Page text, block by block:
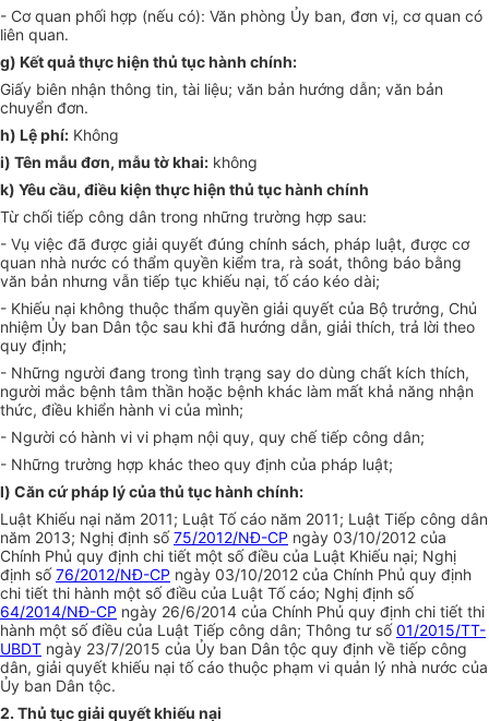
- Cơ quan phối hợp (nếu có): Văn phòng Ủy ban, đơn vị, cơ quan có
liên quan.
g) Kết quả thực hiện thủ tục hành chính:
Giấy biên nhận thông tin, tài liệu; văn bản hướng dẫn; văn bản
chuyển đơn.
h) Lệ phí: Không
i) Tên mẫu đơn, mẫu tờkhai: không
k) Yêu cầu, điều kiện thực hiện thủ tục hành chính
Từ chối tiếp công dân trong những trường hợp sau:
- Vụ việc đã được giải quyết đúng chính sách, pháp luật, được cơ
quan nhà nước có thẩm quyền kiểm tra, rà soát, thông báo bằng
văn bản nhưng vẫn tiếp tục khiếu nại, tố cáo kéo dài;
- Khiếu nại không thuộc thẩm quyền giải quyết của Bộ trưởng, Chủ
nhiệm Ủy ban Dân tộc sau khi đã hướng dẫn, giải thích, trả lời theo
quy định;
- Những người đang trong tình trạng say do dùng chất kích thích,
người mắc bệnh tâm thần hoặc bệnh khác làm mất khả năng nhận
thức, điều khiển hành vi của mình;
- Người có hành vi vi phạm nội quy, quy chế tiếp công dân;
- Những trường hợp khác theo quy định của pháp luật;
l) Căn cứ pháp lý của thủ tục hành chính:
Luật Khiếu nại năm 2011; Luật Tố cáo năm 2011; Luật Tiếp công dân
năm 2013; Nghị định số75/2012/NĐ-CP ngày 03/10/2012 của
Chính Phủ quy định chi tiết một số điều của Luật Khiếu nại; Nghị
định số76/2012/NĐ-CP ngày 03/10/2012 của Chính Phủ quy định
chi tiết thi hành một số điều của Luật Tố cáo; Nghị định số
64/2014/NĐ-CP ngày 26/6/2014 của Chính Phủ quy định chi tiết thi
hành một số điều của Luật Tiếp công dân; Thông tư số 01/2015/TT-
UBDT ngày 23/7/2015 của Ủy ban Dân tộc quy định về tiếp công
dân, giải quyết khiếu nại tố cáo thuộc phạm vi quản lý nhà nước của
Ủy ban Dân tộc.
2. Thủ tục giải quyết khiếu nại